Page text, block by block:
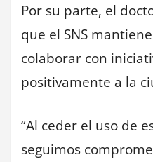
Por su parte, el
que el SNS
colaborar con
positivamente a la
“Al ceder el uso de
seguimos